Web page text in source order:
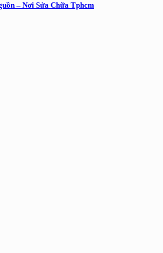
– Nơi Sửa Chữa Tphcm